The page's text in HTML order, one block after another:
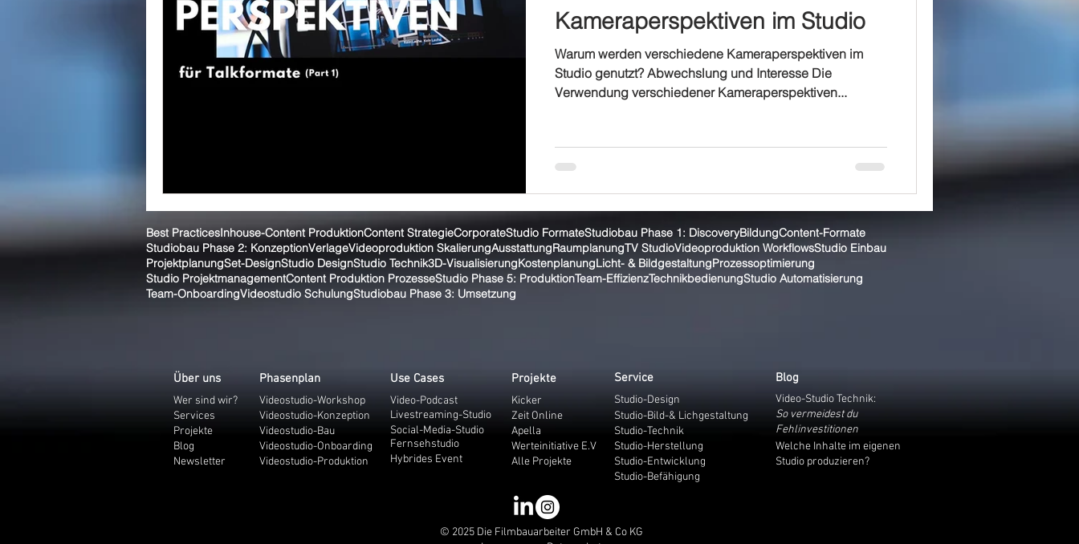
Kameraperspektiven im Studio
Warum werden verschiedene Kameraperspektiven im
Studio genutzt? Abwechslung und Interesse Die
Verwendung verschiedener Kameraperspektiven...
Best PracticesInhouse-Content ProduktionContent StrategieCorporateStudio FormateStudiobau Phase 1: DiscoveryBildungContent-Formate
Studiobau Phase 2: KonzeptionVerlageVideoproduktion SkalierungAusstattungRaumplanungTV StudioVideoproduktion WorkflowsStudio Einbau
ProjektplanungSet-DesignStudio DesignStudio Technik3D-VisualisierungKostenplanungLicht- & BildgestaltungProzessoptimierung
Studio ProjektmanagementContent Produktion ProzesseStudio Phase 5: ProduktionTeam-EffizienzTechnikbedienungStudio Automatisierung
Team-OnboardingVideostudio SchulungStudiobau Phase 3: Umsetzung
Über uns
Wer sind wir?
Services
Projekte
Blog
Newsletter
Phasenplan
Videostudio-Workshop
Videostudio-Konzeption
Videostudio-Bau
Videostudio-Onboarding
Videostudio-Produktion
Use Cases
Video-Podcast
Livestreaming-Studio
Social-Media-Studio
Fernsehstudio
Hybrides Event
Projekte Service
Kicker
Studio-Design
Zeit Online
Studio-Bild-& Lichgestaltung
Apella
Studio-Technik
Werteinitiative E.V
Studio-Herstellung
Alle Projekte
Studio-Entwicklung
Studio-Befähigung
Blog
Video-Studio Technik:
So vermeidest du
Fehlinvestitionen
Welche Inhalte im eigenen
Studio produzieren?
© 2025 Die Filmbauarbeiter GmbH & Co KG